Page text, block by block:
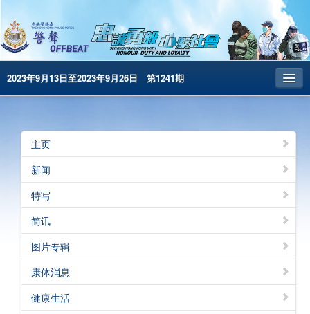
2023年9月13日至2023年9月26日 第1241期
昔日警声
警务处主页
繁體版
English
电子书版
警声特刊
主页
新闻
特写
简讯
图片专辑
康体消息
健康生活